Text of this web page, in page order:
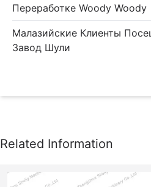
Переработке Woody Woody
Малазийские Клиенты
Завод Шули